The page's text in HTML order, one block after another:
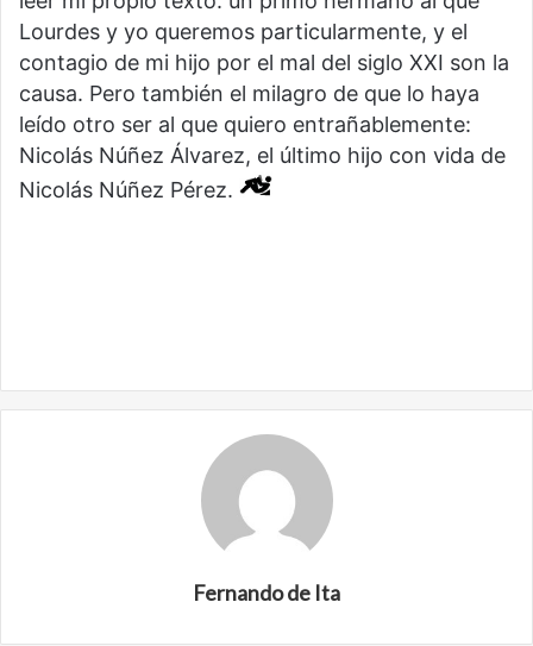
Lourdes y yo queremos particularmente, y el
contagio de mi hijo por el mal del siglo XXI son la
causa. Pero también el milagro de que lo haya
leído otro ser al que quiero entrañablemente:
Nicolás Núñez Álvarez, el último hijo con vida de
Nicolás Núñez Pérez.
Fernando de Ita